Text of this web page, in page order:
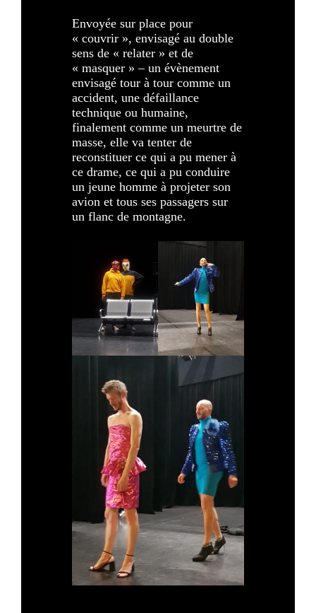
Envoyée sur place pour
« couvrir », envisagé au double
sens de « relater » et de
« masquer » – un évènement
envisagé tour à tour comme un
accident, une défaillance
technique ou humaine,
finalement comme un meurtre de
masse, elle va tenter de
reconstituer ce qui a pu mener à
ce drame, ce qui a pu conduire
un jeune homme à projeter son
avion et tous ses passagers sur
un flanc de montagne.